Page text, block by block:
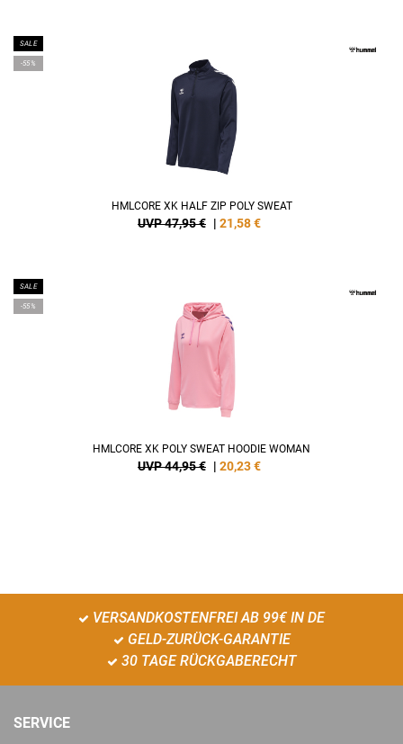
SALE
-55%
HMLCORE XK HALF ZIP POLY SWEAT
UVP 47,95 € | 21,58€
SALE
-55%
HMLCORE XK POLY SWEAT HOODIE WOMAN
UVP 44,95 € | 20,23€
VERSANDKOSTENFREI AB 99€ IN DE
GELD-ZURÜCK-GARANTIE
30 TAGE RÜCKGABERECHT
SERVICE